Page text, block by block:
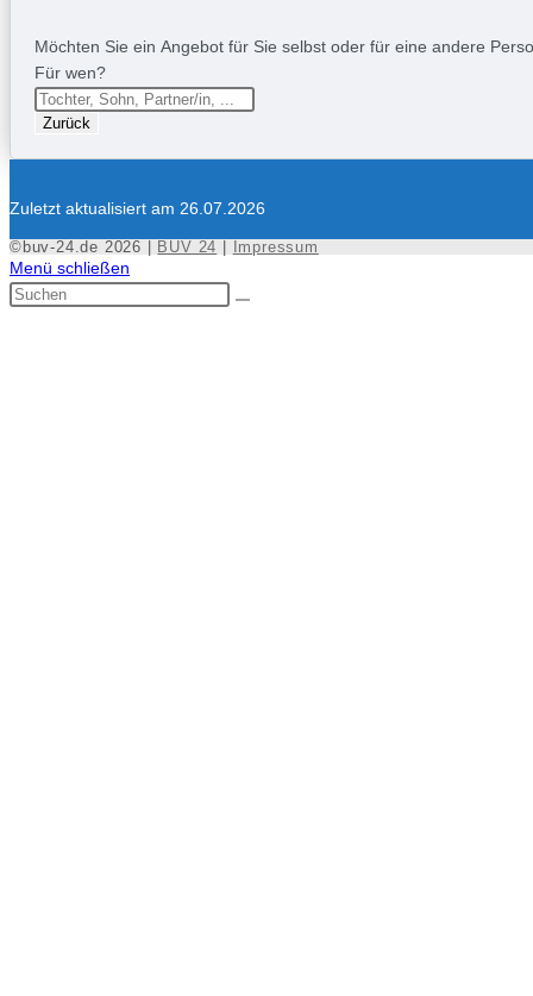
Möchten Sie ein Angebot für Sie selbst oder für eine andere
Für wen?
Zurück
Zuletzt aktualisiert am 26.07.2026
©buv-24.de 2026 | BUV 24 Impressum
Menü schließen